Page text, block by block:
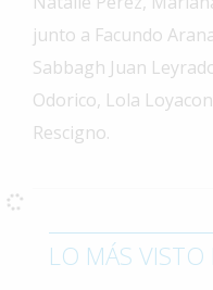
General
La
Ciudad
Deportes
Policiales
junto a Facundo
Sabbagh Juan
Odorico, Lola
Rescigno.
LO MÁS VISTO